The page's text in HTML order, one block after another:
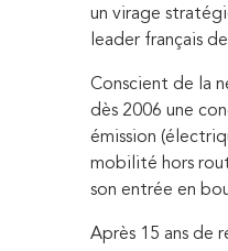
un virage
leader français
Conscient de la
dès 2006 une
émission
mobilité hors
son entrée en
Après 15 ans de